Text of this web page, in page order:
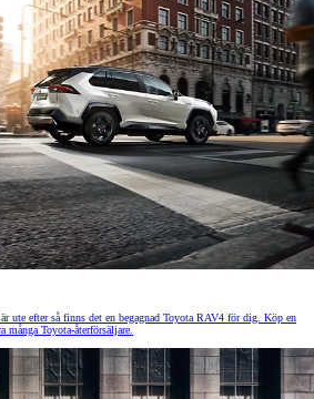
ute efter så finns det en begagnad Toyota RAV4 för dig. Köp en
många Toyota-återförsäljare.